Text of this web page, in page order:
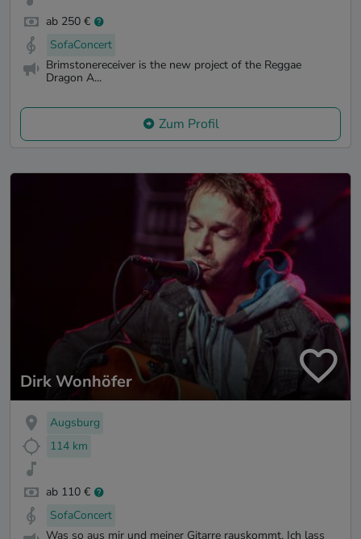
ab 250 €
SofaConcert
Brimstonereceiver is the new project of the Reggae
Dragon A...
Zum Profil
Dirk Wonhöfer
Augsburg
114 km
ab 110 €
SofaConcert
Was so aus mir und meiner Gitarre rauskommt. Ich lass